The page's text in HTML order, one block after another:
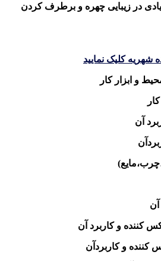
در زیبایی چهره و برطرف کردن
کلیک نمایید
و ابزار کار
آن
آن
کننده و کاربرد آن
کننده و کاربردآن